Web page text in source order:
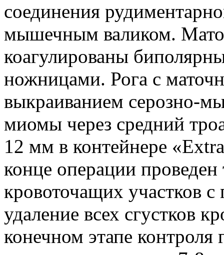
соединения
мышечным валиком.
коагулированы
ножницами. Рога с
выкраиванием серозно-
миомы через средний
12 мм в контейнере
конце операции
кровоточащих участков
удаление всех сгустков
конечном этапе